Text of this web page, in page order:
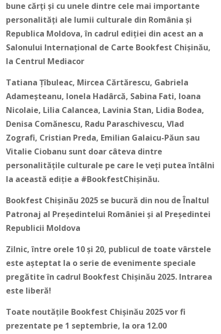
bune cărți și cu unele dintre cele mai importante
personalități ale lumii culturale din România și
Republica Moldova, în cadrul ediției din acest an a
Salonului Internațional de Carte Bookfest Chișinău,
la Centrul Mediacor
Tatiana Țîbuleac, Mircea Cărtărescu, Gabriela
Adameșteanu, Ionela Hadârcă, Sabina Fati, Ioana
Nicolaie, Lilia Calancea, Lavinia Stan, Lidia Bodea,
Denisa Comănescu, Radu Paraschivescu, Vlad
Zografi, Cristian Preda, Emilian Galaicu-Păun sau
Vitalie Ciobanu sunt doar câteva dintre
personalitățile culturale pe care le veți putea întâlni
la această ediție a #BookfestChișinău.
Bookfest Chișinău 2025 se bucură din nou de Înaltul
Patronaj al Președintelui României și al Președintei
Republicii Moldova
Zilnic, între orele 10 şi 20, publicul de toate vârstele
este așteptat la o serie de evenimente speciale
pregătite în cadrul Bookfest Chișinău 2025. Intrarea
este liberă!
Toate noutățile Bookfest Chișinău 2025 vor fi
prezentate pe 1 septembrie, la ora 12.00